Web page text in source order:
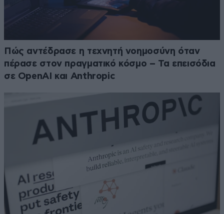
Πώς αντέδρασε η τεχνητή νοημοσύνη όταν
πέρασε στον πραγματικό κόσμο – Τα επεισόδια
σε OpenAI και Anthropic